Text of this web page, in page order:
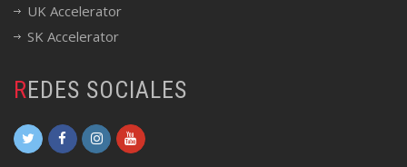
UK Accelerator
SK Accelerator
REDES SOCIALES